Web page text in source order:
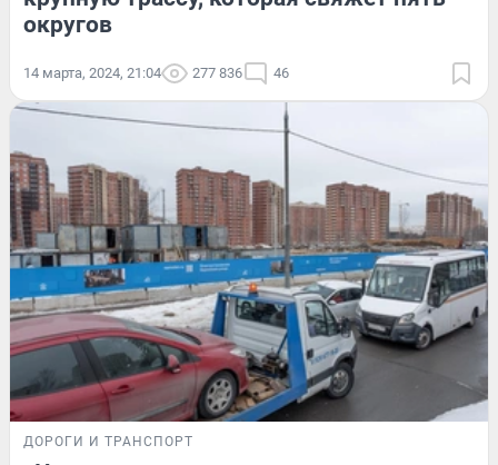
округов
14 марта, 2024, 21:04 277 836 46
ДОРОГИ И ТРАНСПОРТ